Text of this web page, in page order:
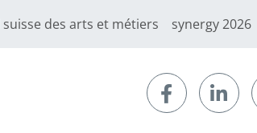
suisse des arts et métiers synergy 2026